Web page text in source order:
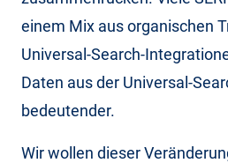
einem Mix aus organischen
Universal-Search-
Daten aus der Universal-
bedeutender.
Wir wollen dieser